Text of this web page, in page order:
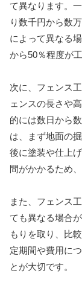
て異なります。
り数千円から数
によって異なる
から50％程度が
次に、フェンス
ェンスの長さや
的には数日から
は、まず地面の
後に塗装や仕上
間がかかるため
また、フェンス
ても異なる場合
もりを取り、比
定期間や費用に
とが大切です。